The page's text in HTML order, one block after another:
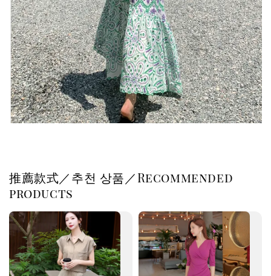
推薦款式／추천 상품／Recommended
products